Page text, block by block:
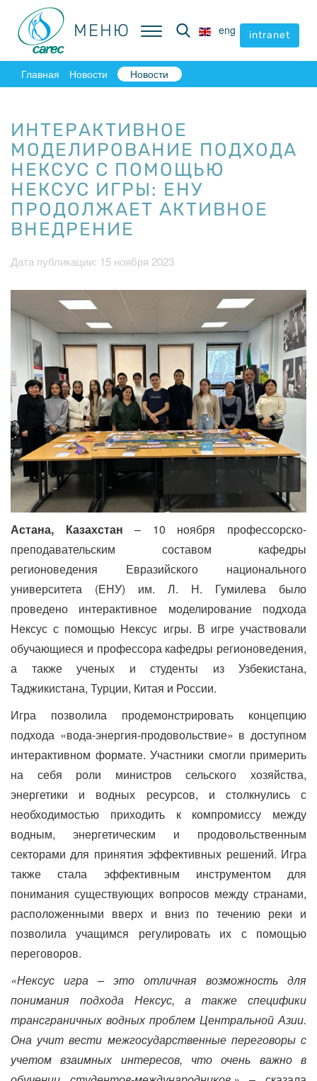
МЕНЮ eng intranet
МЕНЮ eng intranet
Главная Новости Новости
ИНТЕРАКТИВНОЕ
МОДЕЛИРОВАНИЕ ПОДХОДА
НЕКСУС С ПОМОЩЬЮ
НЕКСУС ИГРЫ: ЕНУ
ПРОДОЛЖАЕТ АКТИВНОЕ
ВНЕДРЕНИЕ
Дата публикации: 15 ноября 2023
Астана, Казахстан – 10 ноября профессорско-
преподавательским составом кафедры
регионоведения Евразийского национального
университета (ЕНУ) им. Л. Н. Гумилева было
проведено интерактивное моделирование подхода
Нексус с помощью Нексус игры. В игре участвовали
обучающиеся и профессора кафедры регионоведения,
а также ученых и студенты из Узбекистана,
Таджикистана, Турции, Китая и России.
Игра позволила продемонстрировать концепцию
подхода «вода-энергия-продовольствие» в доступном
интерактивном формате. Участники смогли примерить
на себя роли министров сельского хозяйства,
энергетики и водных ресурсов, и столкнулись с
необходимостью приходить к компромиссу между
водным, энергетическим и продовольственным
секторами для принятия эффективных решений. Игра
также стала эффективным инструментом для
понимания существующих вопросов между странами,
расположенными вверх и вниз по течению реки и
позволила учащимся регулировать их с помощью
переговоров.
«Нексус игра – это отличная возможность для
понимания подхода Нексус, а также специфики
трансграничных водных проблем Центральной Азии.
Она учит вести межгосударственные переговоры с
учетом взаимных интересов, что очень важно в